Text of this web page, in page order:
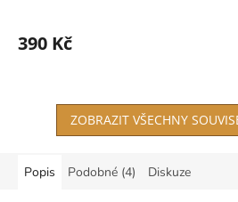
390 Kč
ZOBRAZIT VŠECHNY
Popis Podobné (4) Diskuze